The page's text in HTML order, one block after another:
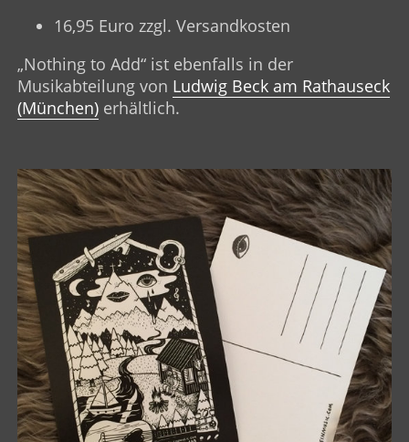
16,95 Euro zzgl. Versandkosten
„Nothing to Add“ ist ebenfalls in der
Musikabteilung von Ludwig Beck am Rathauseck
(München) erhältlich.